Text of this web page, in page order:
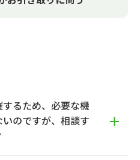
るため、必要な機
のですが、相談す